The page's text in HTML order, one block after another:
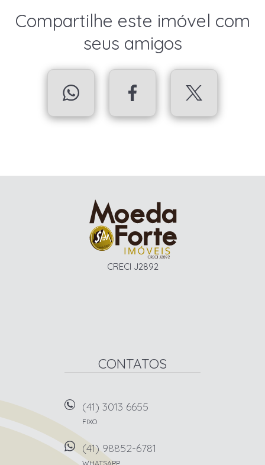
Compartilhe este imóvel com
seus amigos
CRECI J2892
CONTATOS
(41) 3013 6655
FIXO
(41) 98852-6781
WHATSAPP